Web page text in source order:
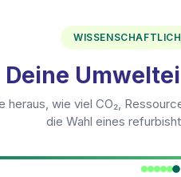
Deine
heraus, wie viel CO₂,
die Wahl eines